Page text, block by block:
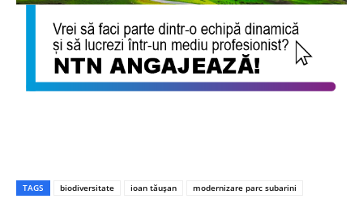
TAGS biodiversitate ioan tăușan
modernizare parc subarini